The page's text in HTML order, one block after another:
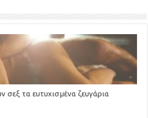
σεξ τα ευτυχισμένα ζευγάρια